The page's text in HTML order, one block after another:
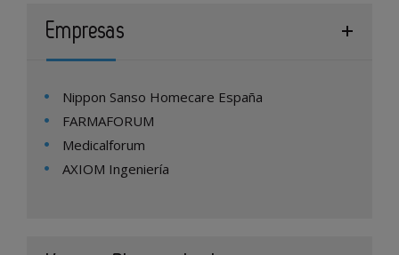
Empresas
Nippon Sanso Homecare España
FARMAFORUM
Medicalforum
AXIOM Ingeniería